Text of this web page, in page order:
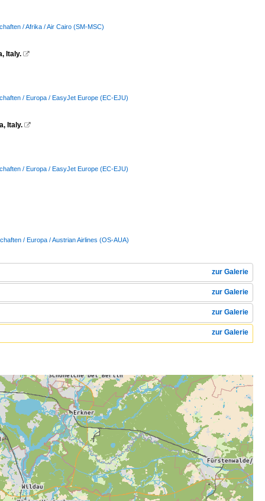
/ Afrika / Air Cairo (SM-MSC)
Italy. 
/ Europa / EasyJet Europe (EC-EJU)
Italy. 
/ Europa / EasyJet Europe (EC-EJU)
/ Europa / Austrian Airlines (OS-AUA)
zur Galerie
zur Galerie
zur Galerie
zur Galerie